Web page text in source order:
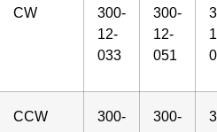
CW
300-
12-
033
300-
12-
051
CCW
300-
300-